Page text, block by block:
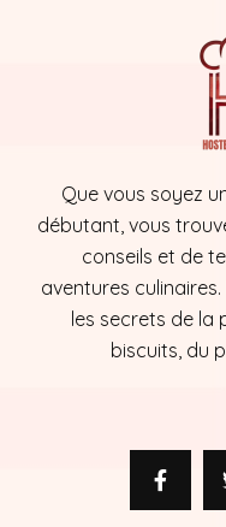
Que vous soyez
débutant, vous
conseils et de
aventures
les secrets de la
biscuits, du